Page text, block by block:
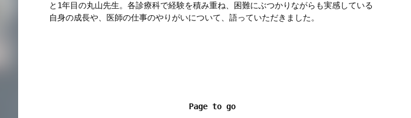
と1年目の丸山先生。各診療科で経験を積み重ね、困難にぶつかりながらも実感している
自身の成長や、医師の仕事のやりがいについて、語っていただきました。
Page to go